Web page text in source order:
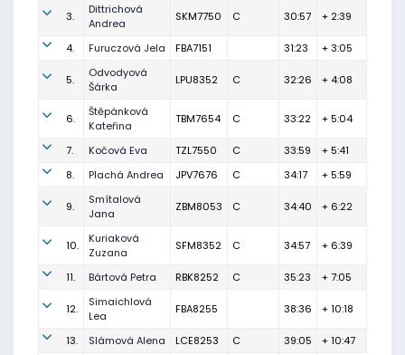
3.
Dittrichová
Andrea
SKM7750 C 30:57 + 2:39
4. Furuczová Jela FBA7151 31:23 + 3:05
5.
Odvodyová
Šárka
LPU8352 C 32:26 + 4:08
6.
Štěpánková
Kateřina
TBM7654 C 33:22 + 5:04
7. Kočová Eva TZL7550 C 33:59
+ 5:41
8.
Plachá Andrea JPV7676 C 34:17 + 5:59
9.
Smítalová
Jana
ZBM8053 C 34:40 + 6:22
10.
Kuriaková
Zuzana
SFM8352 C 34:57 + 6:39
11. Bártová Petra RBK8252 C 35:23 + 7:05
12.
Simaichlová
Lea
FBA8255 38:36 + 10:18
13. Slámová Alena LCE8253 C 39:05 + 10:47